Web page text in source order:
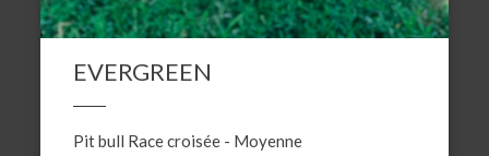
EVERGREEN
Pit bull Race croisée - Moyenne